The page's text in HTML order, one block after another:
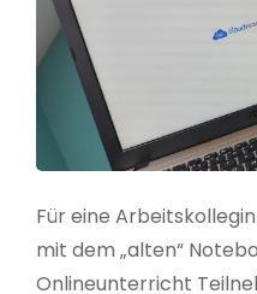
Für eine
mit dem „alten“
Onlineunterricht